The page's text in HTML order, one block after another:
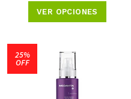
VER OPCIONES
25%
OFF